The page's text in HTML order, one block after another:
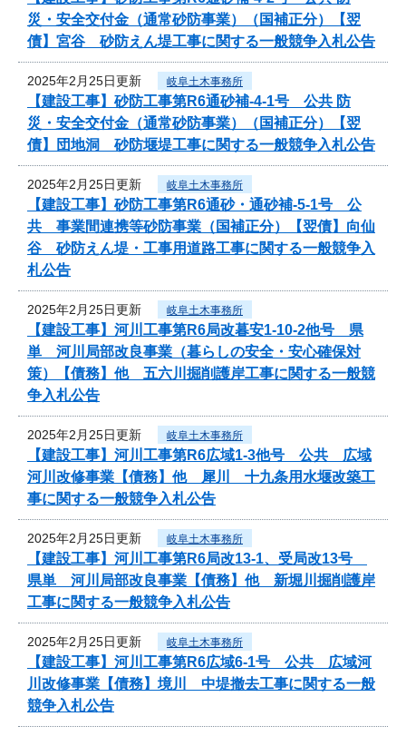
災・安全交付金（通常砂防事業）（国補正分）【翌
債】宮谷 砂防えん堤工事に関する一般競争入札公告
2025年2月25日更新 岐阜土木事務所
【建設工事】砂防工事第R6通砂補-4-1号 公共 防
災・安全交付金（通常砂防事業）（国補正分）【翌
債】団地洞 砂防堰堤工事に関する一般競争入札公告
2025年2月25日更新 岐阜土木事務所
【建設工事】砂防工事第R6通砂・通砂補-5-1号 公
共 事業間連携等砂防事業（国補正分）【翌債】向仙
谷 砂防えん堤・工事用道路工事に関する一般競争入
札公告
2025年2月25日更新 岐阜土木事務所
【建設工事】河川工事第R6局改暮安1-10-2他号 県
単 河川局部改良事業（暮らしの安全・安心確保対
策）【債務】他 五六川掘削護岸工事に関する一般競
争入札公告
2025年2月25日更新 岐阜土木事務所
【建設工事】河川工事第R6広域1-3他号 公共 広域
河川改修事業【債務】他 犀川 十九条用水堰改築工
事に関する一般競争入札公告
2025年2月25日更新 岐阜土木事務所
【建設工事】河川工事第R6局改13-1、受局改13号
県単 河川局部改良事業【債務】他 新堀川掘削護岸
工事に関する一般競争入札公告
2025年2月25日更新 岐阜土木事務所
【建設工事】河川工事第R6広域6-1号 公共 広域河
川改修事業【債務】境川 中堤撤去工事に関する一般
競争入札公告